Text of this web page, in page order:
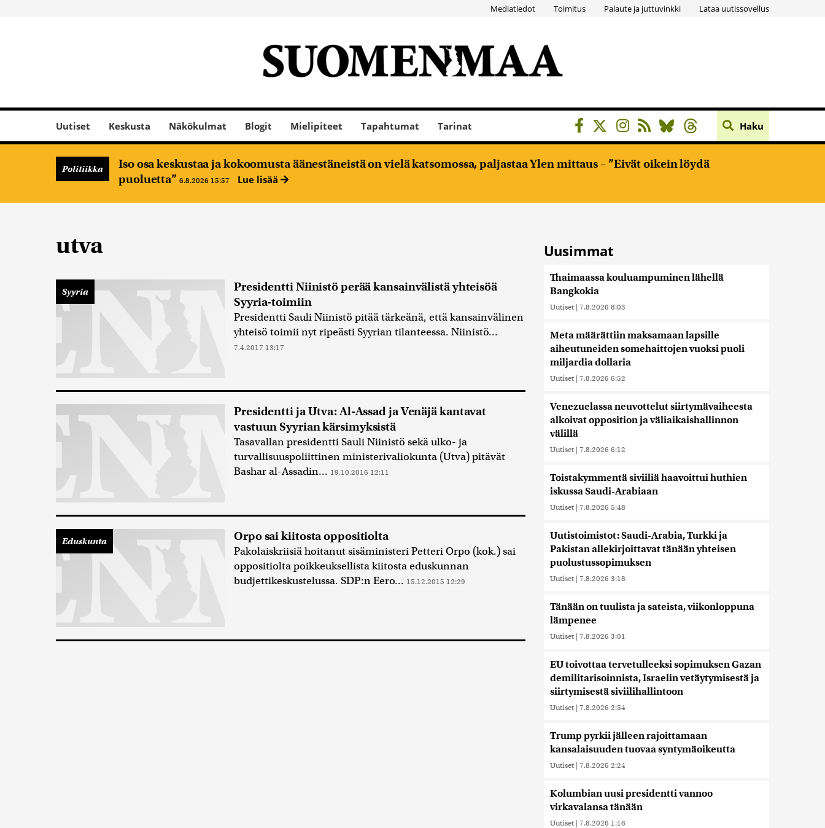
Mediatiedot Toimitus Palaute ja juttuvinkki Lataa uutissovellus
Uutiset Keskusta Näkökulmat Blogit Mielipiteet Tapahtumat Tarinat Haku
Politiikka
Iso osa keskustaa ja kokoomusta äänestäneistä on vielä katsomossa, paljastaa Ylen mittaus – ”Eivät oikein löydä
puoluetta” 6.8.2026 15:57 Lue lisää
utva
Syyria
Presidentti Niinistö perää kansainvälistä yhteisöä
Syyria-toimiin
Presidentti Sauli Niinistö pitää tärkeänä, että kansainvälinen
yhteisö toimii nyt ripeästi Syyrian tilanteessa. Niinistö...
7.4.2017 13:17
Presidentti ja Utva: Al-Assad ja Venäjä kantavat
vastuun Syyrian kärsimyksistä
Tasavallan presidentti Sauli Niinistö sekä ulko- ja
turvallisuuspoliittinen ministerivaliokunta (Utva) pitävät
Bashar al-Assadin... 19.10.2016 12:11
Eduskunta Orpo sai kiitosta oppositiolta
Pakolaiskriisiä hoitanut sisäministeri Petteri Orpo (kok.) sai
oppositiolta poikkeuksellista kiitosta eduskunnan
budjettikeskustelussa. SDP:n Eero... 15.12.2015 12:29
Uusimmat
Thaimaassa kouluampuminen lähellä
Bangkokia
Uutiset | 7.8.2026 8:03
Meta määrättiin maksamaan lapsille
aiheutuneiden somehaittojen vuoksi puoli
miljardia dollaria
Uutiset | 7.8.2026 6:52
Venezuelassa neuvottelut siirtymävaiheesta
alkoivat opposition ja väliaikaishallinnon
välillä
Uutiset | 7.8.2026 6:12
Toistakymmentä siviiliä haavoittui huthien
iskussa Saudi-Arabiaan
Uutiset | 7.8.2026 5:48
Uutistoimistot: Saudi-Arabia, Turkki ja
Pakistan allekirjoittavat tänään yhteisen
puolustussopimuksen
Uutiset | 7.8.2026 3:18
Tänään on tuulista ja sateista, viikonloppuna
lämpenee
Uutiset | 7.8.2026 3:01
EU toivottaa tervetulleeksi sopimuksen Gazan
demilitarisoinnista, Israelin vetäytymisestä ja
siirtymisestä siviilihallintoon
Uutiset | 7.8.2026 2:54
Trump pyrkii jälleen rajoittamaan
kansalaisuuden tuovaa syntymäoikeutta
Uutiset | 7.8.2026 2:24
Kolumbian uusi presidentti vannoo
virkavalansa tänään
Uutiset | 7.8.2026 1:16